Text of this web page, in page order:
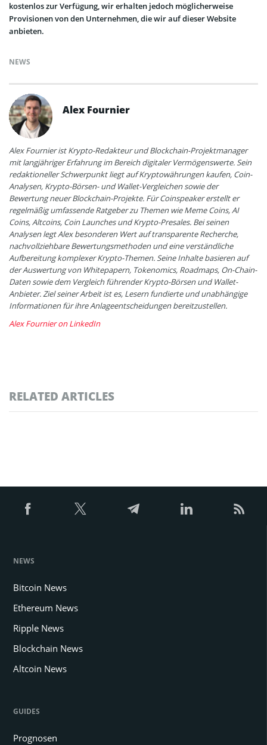
kostenlos zur Verfügung, wir erhalten jedoch möglicherweise
Provisionen von den Unternehmen, die wir auf dieser Website
anbieten.
NEWS
Alex Fournier
Alex Fournier ist Krypto-Redakteur und Blockchain-Projektmanager
mit langjähriger Erfahrung im Bereich digitaler Vermögenswerte. Sein
redaktioneller Schwerpunkt liegt auf Kryptowährungen kaufen, Coin-
Analysen, Krypto-Börsen- und Wallet-Vergleichen sowie der
Bewertung neuer Blockchain-Projekte. Für Coinspeaker erstellt er
regelmäßig umfassende Ratgeber zu Themen wie Meme Coins, AI
Coins, Altcoins, Coin Launches und Krypto-Presales. Bei seinen
Analysen legt Alex besonderen Wert auf transparente Recherche,
nachvollziehbare Bewertungsmethoden und eine verständliche
Aufbereitung komplexer Krypto-Themen. Seine Inhalte basieren auf
der Auswertung von Whitepapern, Tokenomics, Roadmaps, On-Chain-
Daten sowie dem Vergleich führender Krypto-Börsen und Wallet-
Anbieter. Ziel seiner Arbeit ist es, Lesern fundierte und unabhängige
Informationen für ihre Anlageentscheidungen bereitzustellen.
Alex Fournier on LinkedIn
RELATED ARTICLES
NEWS
Bitcoin News
Ethereum News
Ripple News
Blockchain News
Altcoin News
GUIDES
Prognosen